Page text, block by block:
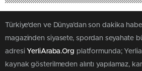
Türkiye'den ve Dünya’dan son dakika
magazinden siyasete, spordan seyahate
adresi YerliAraba.Org platformunda;
kaynak gösterilmeden alıntı yapılamaz,